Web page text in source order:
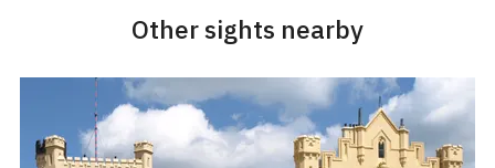
Other sights nearby